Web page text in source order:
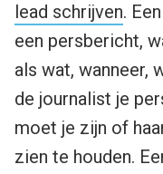
lead schrijven.
een persbericht,
als wat, wanneer,
de journalist je
moet je zijn of
zien te houden.